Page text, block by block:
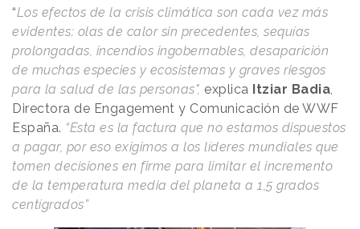
“Los efectos de la crisis climática son cada vez más
evidentes: olas de calor sin precedentes, sequías
prolongadas, incendios ingobernables, desaparición
de muchas especies y ecosistemas y graves riesgos
para la salud de las personas", explica Itziar Badia,
Directora de Engagement y Comunicación de WWF
España. “Esta es la factura que no estamos dispuestos
a pagar, por eso exigimos a los líderes mundiales que
tomen decisiones en firme para limitar el incremento
de la temperatura media del planeta a 1,5 grados
centígrados”